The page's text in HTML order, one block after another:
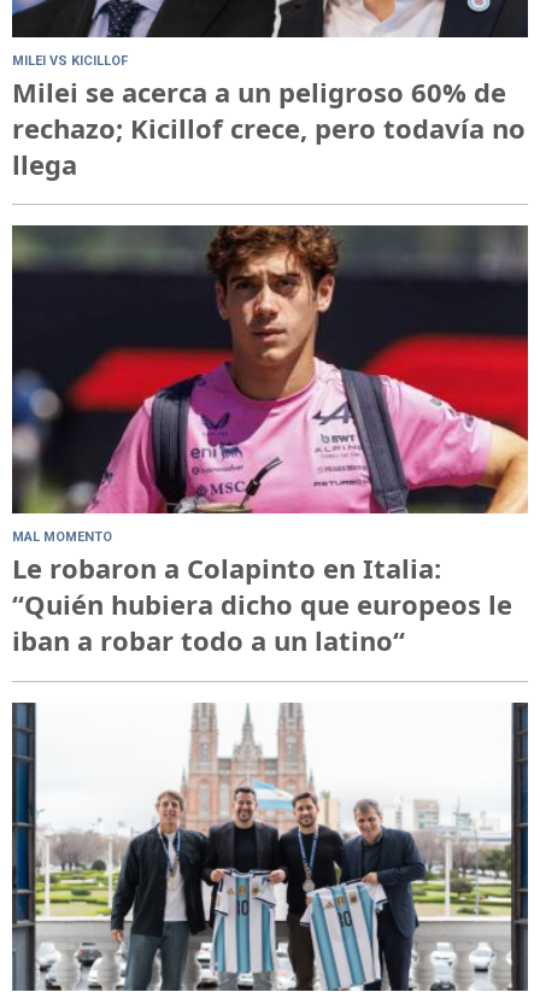
MILEI VS KICILLOF
Milei se acerca a un peligroso 60% de
rechazo; Kicillof crece, pero todavía no
llega
MAL MOMENTO
Le robaron a Colapinto en Italia:
“Quién hubiera dicho que europeos le
iban a robar todo a un latino“